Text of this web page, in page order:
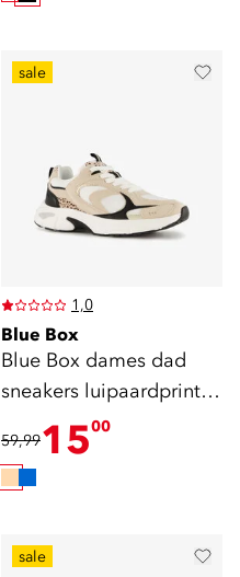
sale
1,0
Blue Box
Blue Box dames dad
sneakers luipaardprint
beige
59,991500
sale